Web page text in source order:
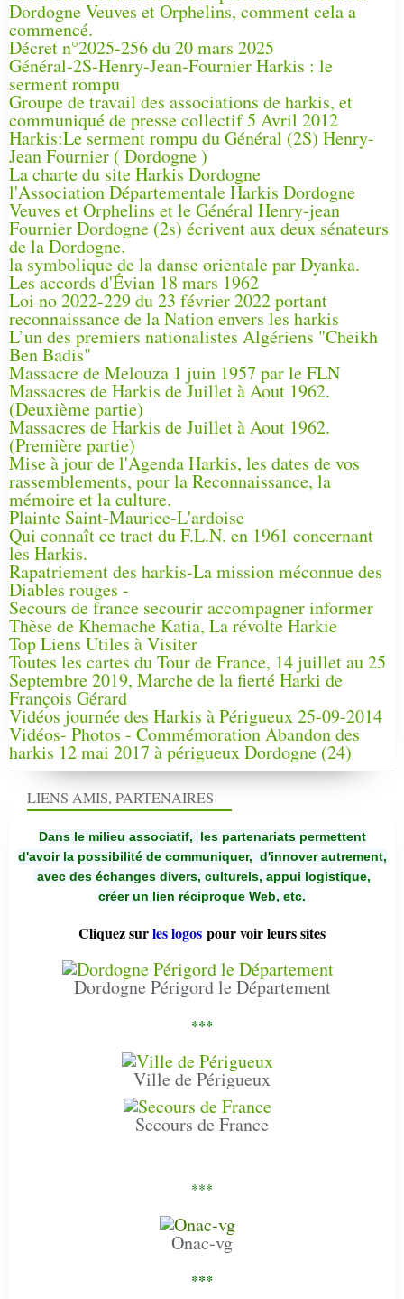
Dordogne Veuves et Orphelins, comment cela a
commencé.
Décret n°2025-256 du 20 mars 2025
Général-2S-Henry-Jean-Fournier Harkis : le
serment rompu
Groupe de travail des associations de harkis, et
communiqué de presse collectif 5 Avril 2012
Harkis:Le serment rompu du Général (2S) Henry-
Jean Fournier ( Dordogne )
La charte du site Harkis Dordogne
l'Association Départementale Harkis Dordogne
Veuves et Orphelins et le Général Henry-jean
Fournier Dordogne (2s) écrivent aux deux sénateurs
de la Dordogne.
la symbolique de la danse orientale par Dyanka.
Les accords d'Évian 18 mars 1962
Loi no 2022-229 du 23 février 2022 portant
reconnaissance de la Nation envers les harkis
L’un des premiers nationalistes Algériens "Cheikh
Ben Badis"
Massacre de Melouza 1 juin 1957 par le FLN
Massacres de Harkis de Juillet à Aout 1962.
(Deuxième partie)
Massacres de Harkis de Juillet à Aout 1962.
(Première partie)
Mise à jour de l'Agenda Harkis, les dates de vos
rassemblements, pour la Reconnaissance, la
mémoire et la culture.
Plainte Saint-Maurice-L'ardoise
Qui connaît ce tract du F.L.N. en 1961 concernant
les Harkis.
Rapatriement des harkis-La mission méconnue des
Diables rouges -
Secours de france secourir accompagner informer
Thèse de Khemache Katia, La révolte Harkie
Top Liens Utiles à Visiter
Toutes les cartes du Tour de France, 14 juillet au 25
Septembre 2019, Marche de la fierté Harki de
François Gérard
Vidéos journée des Harkis à Périgueux 25-09-2014
Vidéos- Photos - Commémoration Abandon des
harkis 12 mai 2017 à périgueux Dordogne (24)
LIENS AMIS, PARTENAIRES
Dans le milieu associatif, les partenariats permettent
d'avoir la possibilité de communiquer, d'innover autrement,
avec des échanges divers, culturels, appui logistique,
créer un lien réciproque Web, etc.
Cliquez surles logos pour voir leurs sites
Dordogne Périgord le Département
***
Ville de Périgueux
Secours de France
***
Onac-vg
***